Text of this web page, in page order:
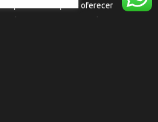
profissional pode oferecer